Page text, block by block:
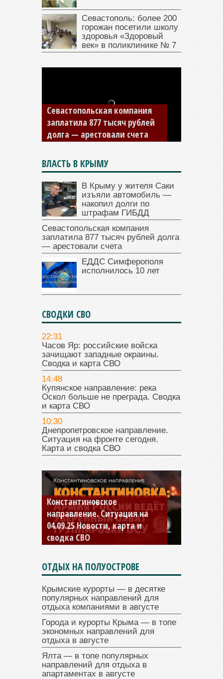
Севастополь: более 200
горожан посетили школу
здоровья «Здоровый
век» в поликлинике № 7
Севастопольская компания
заплатила 877 тысяч рублей
долга — арестовали счета
ВЛАСТЬ В КРЫМУ
В Крыму у жителя Саки
изъяли автомобиль —
накопил долги по
штрафам ГИБДД
Севастопольская компания
заплатила 877 тысяч рублей долга
— арестовали счета
ЕДДС Симферополя
исполнилось 10 лет
СВОДКИ СВО
22:31
Часов Яр: российские войска
зачищают западные окраины.
Сводка и карта СВО
14:48
Купянское направление: река
Оскол больше не преграда. Сводка
и карта СВО
10:30
Днепропетровское направление.
Ситуация на фронте сегодня.
Карта и сводка СВО
Константиновское
направление. Ситуация на
04.09.25 Новости, карта и
сводка СВО
ОТДЫХ НА ПОЛУОСТРОВЕ
Крымские курорты — в десятке
популярных направлений для
отдыха компаниями в августе
Города и курорты Крыма — в топе
экономных направлений для
отдыха в августе
Ялта — в топе популярных
направлений для отдыха в
апартаментах в августе